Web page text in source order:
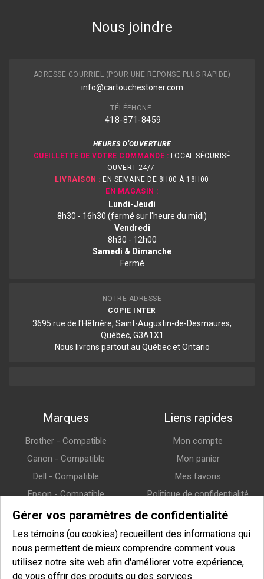
Nous joindre
ADRESSE COURRIEL (POUR UNE RÉPONSE PLUS RAPIDE)
info@cartouchestoner.com
TÉLÉPHONE
418-871 -8459
HEURES D'OUVERTURE
CUEILLETTE DE VOTRE COMMANDE : LOCAL SÉCURISÉ
OUVERT 24/7
LIVRAISON : EN SEMAINE DE 8H00 À 18H00
EN MAGASIN :
Lundi-Jeudi
8h30 - 16h30 (fermé sur l'heure du midi)
Vendredi
8h30 - 12h00
Samedi & Dimanche
Fermé
NOTRE ADRESSE
COPIE INTER
3695 rue de l'Hêtrière, Saint-Augustin-de-Desmaures,
Québec, G3A1X1
Nous livrons partout au Québec et Ontario
Marques
Brother - Compatible
Canon - Compatible
Dell - Compatible
Epson - Compatible
HP (Hewlett-Packard) -
Compatible
Lexmark - Compatible
Samsung - Compatible
Xerox - Compatible
Liens rapides
Mon compte
Mon panier
Mes favoris
Politique de confidentialité
Politique de retour
Politique de livraison
Gérer vos paramètres de confidentialité
Les témoins (ou cookies) recueillent des informations qui
nous permettent de mieux comprendre comment vous
utilisez notre site web afin d'améliorer votre expérience,
de vous offrir des produits ou des services